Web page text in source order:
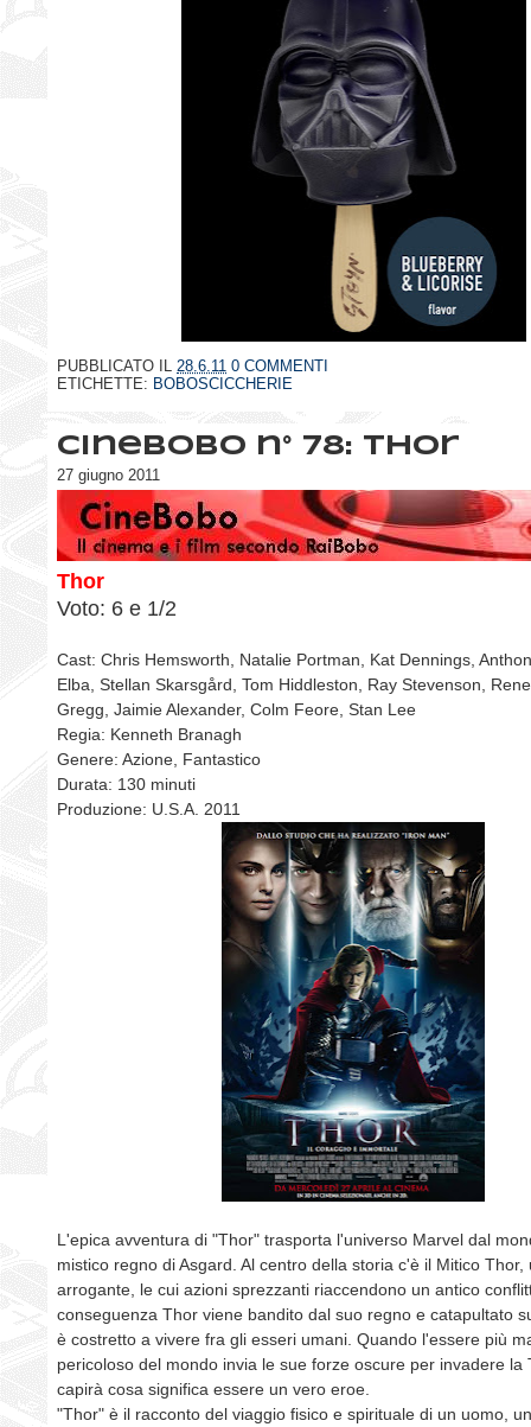
PUBBLICATO IL 28.6.11 0 COMMENTI
ETICHETTE: BOBOSCICCHERIE
CineBobo n° 78: Thor
27 giugno 2011
Thor
Voto: 6 e 1/2
Cast: Chris Hemsworth, Natalie Portman, Kat Dennings,
Elba, Stellan Skarsgård, Tom Hiddleston, Ray Stevenson,
Gregg, Jaimie Alexander, Colm Feore, Stan Lee
Regia: Kenneth Branagh
Genere: Azione, Fantastico
Durata: 130 minuti
Produzione: U.S.A. 2011
L'epica avventura di "Thor" trasporta l'universo Marvel dal
mistico regno di Asgard. Al centro della storia c'è il Mitico
arrogante, le cui azioni sprezzanti riaccendono un antico
conseguenza Thor viene bandito dal suo regno e catapultato
è costretto a vivere fra gli esseri umani. Quando l'essere più
pericoloso del mondo invia le sue forze oscure per invadere la
capirà cosa significa essere un vero eroe.
"Thor" è il racconto del viaggio fisico e spirituale di un uomo,